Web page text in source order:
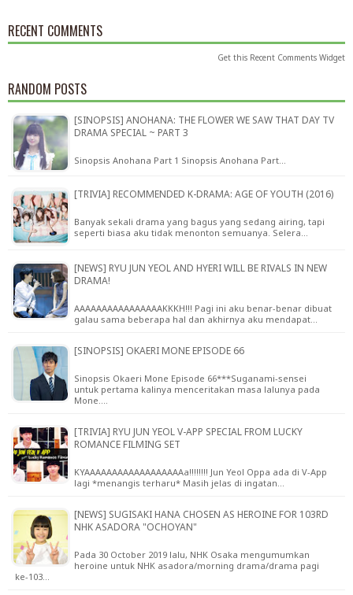
RECENT COMMENTS
Get this Recent Comments Widget
RANDOM POSTS
[SINOPSIS] ANOHANA: THE FLOWER WE SAW THAT DAY TV
DRAMA SPECIAL ~ PART 3
Sinopsis Anohana Part 1 Sinopsis Anohana Part…
[TRIVIA] RECOMMENDED K-DRAMA: AGE OF YOUTH (2016)
Banyak sekali drama yang bagus yang sedang airing, tapi
seperti biasa aku tidak menonton semuanya. Selera…
[NEWS] RYU JUN YEOL AND HYERI WILL BE RIVALS IN NEW
DRAMA!
AAAAAAAAAAAAAAAAKKKH!!! Pagi ini aku benar-benar dibuat
galau sama beberapa hal dan akhirnya aku mendapat…
[SINOPSIS] OKAERI MONE EPISODE 66
Sinopsis Okaeri Mone Episode 66***Suganami-sensei
untuk pertama kalinya menceritakan masa lalunya pada
Mone.…
[TRIVIA] RYU JUN YEOL V-APP SPECIAL FROM LUCKY
ROMANCE FILMING SET
KYAAAAAAAAAAAAAAAAAAa!!!!!!!! Jun Yeol Oppa ada di V-App
lagi *menangis terharu* Masih jelas di ingatan…
[NEWS] SUGISAKI HANA CHOSEN AS HEROINE FOR 103RD
NHK ASADORA "OCHOYAN"
Pada 30 October 2019 lalu, NHK Osaka mengumumkan
heroine untuk NHK asadora/morning drama/drama pagi
ke-103…